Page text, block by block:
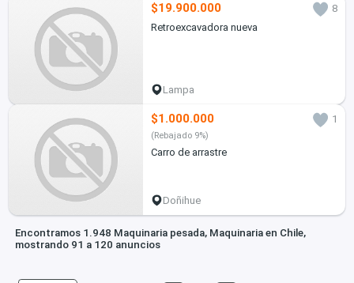
$19.900.000
8
Retroexcavadora nueva
Lampa
$1.000.000 1
(Rebajado 9%)
Carro de arrastre
Doñihue
Encontramos 1.948 Maquinaria pesada, Maquinaria en Chile,
mostrando 91 a 120 anuncios